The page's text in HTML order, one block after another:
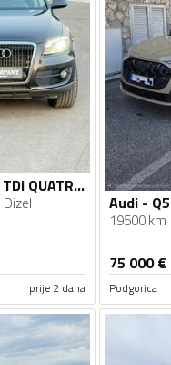
Audi - Q5 - 3.0 TDi QUATRO. 4x4
Dizel
prije 2 dana
Audi -
19500 km
75 000€
Podgorica